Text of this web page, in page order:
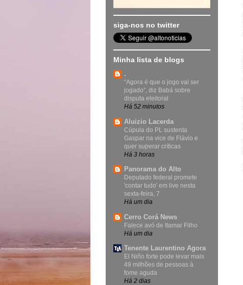
siga-nos no twitter
Minha lista de blogs
.
“Agora é que o jogo vai ser
jogado”, diz Babá sobre
disputa eleitoral
Há 52 minutos
Aluizio Lacerda
Cúpula do PL sustenta
Gaspar na vice de Flávio e
quer superar críticas
Há 3 horas
Panorama do Alto
Deputado federal promete
'contar tudo' em live nesta
sexta-feira, 7
Há um dia
Cerro Corá News
Falece avó de Itamar Filho
Há um dia
Tenente Laurentino Agora
El Niño forte pode levar mais
49 milhões de pessoas à
fome aguda
Há 2 dias